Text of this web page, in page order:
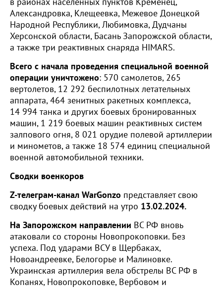
в районах населенных пунктов Кременец,
Александровка, Клещеевка, Межевое Донецкой
Народной Республики, Любимовка, Дудчаны
Херсонской области, Басань Запорожской области,
а также три реактивных снаряда HIMARS.
Всего с начала проведения специальной военной
операции уничтожено: 570 самолетов, 265
вертолетов, 12 292 беспилотных летательных
аппарата, 464 зенитных ракетных комплекса,
14 994 танка и других боевых бронированных
машин, 1 219 боевых машин реактивных систем
залпового огня, 8 021 орудие полевой артиллерии
и минометов, а также 18 574 единиц специальной
военной автомобильной техники.
Сводки военкоров
Z-телеграм-канал WarGonzo представляет свою
сводку боевых действий на утро 13.02.2024.
На Запорожском направлении ВС РФ вновь
атаковали со стороны Новопрокоповки. Без
успеха. Под ударами ВСУ в Щербаках,
Новоандреевке, Белогорье и Малиновке.
Украинская артиллерия вела обстрелы ВС РФ в
Копанях, Новопрокоповке, Вербовом и